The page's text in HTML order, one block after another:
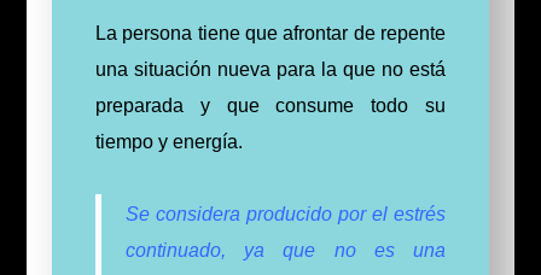
La persona tiene que afrontar de repente
una situación nueva para la que no está
preparada y que consume todo su
tiempo y energía.
Se considera producido por el estrés
continuado, ya que no es una